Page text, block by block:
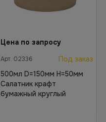
Цена по запросу
Арт. 02336
Под заказ
500мл D=150мм H=50мм
Салатник крафт
бумажный круглый